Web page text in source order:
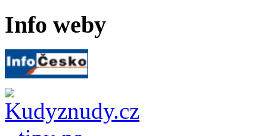
Info weby